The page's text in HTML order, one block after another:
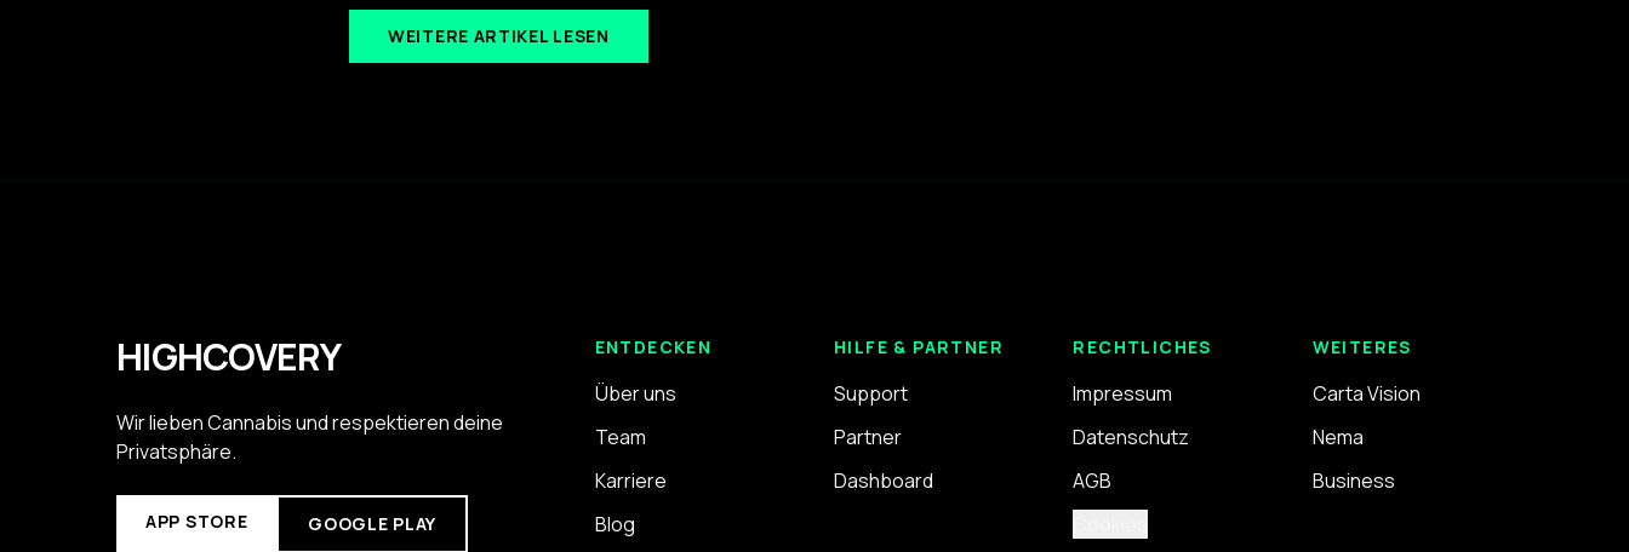
WEITERE ARTIKEL LESEN
HIGHCOVERY
Wir lieben Cannabis und respektieren deine
Privatsphäre.
APP STORE GOOGLE PLAY
ENTDECKEN
Über uns
Team
Karriere
Blog
HILFE & PARTNER
Support
Partner
Dashboard
RECHTLICHES
Impressum
Datenschutz
AGB
WEITERES
Carta Vision
Nema
Business